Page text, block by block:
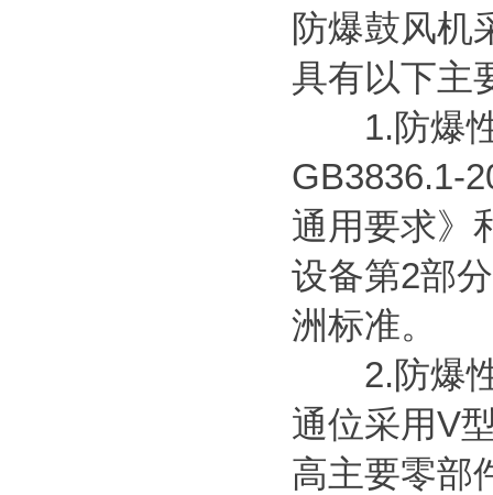
防爆鼓风机
具有以下主
1.防爆性
GB3836.1-
通用要求》
设备第2部
洲标准。
2.防爆性
通位采用V
高主要零部